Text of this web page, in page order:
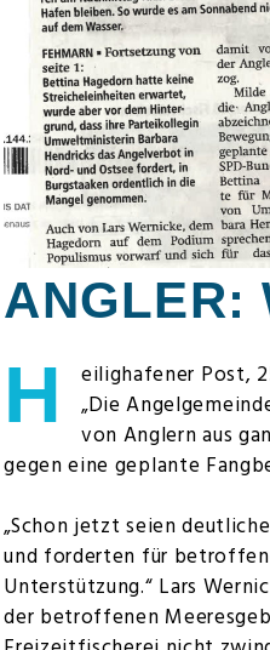
ANGLER:
H
eilighafener Post,
„Die
von Anglern aus
gegen eine geplante
„Schon jetzt seien
und forderten für
Unterstützung.“ Lars
der betroffenen